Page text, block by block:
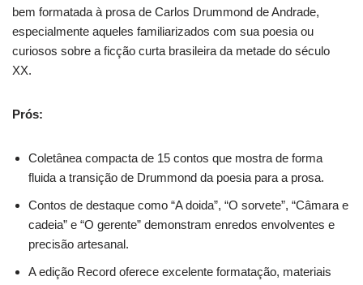
bem formatada à prosa de Carlos Drummond de Andrade,
especialmente aqueles familiarizados com sua poesia ou
curiosos sobre a ficção curta brasileira da metade do século
XX.
Prós:
Coletânea compacta de 15 contos que mostra de forma
fluida a transição de Drummond da poesia para a prosa.
Contos de destaque como “A doida”, “O sorvete”, “Câmara e
cadeia” e “O gerente” demonstram enredos envolventes e
precisão artesanal.
A edição Record oferece excelente formatação, materiais